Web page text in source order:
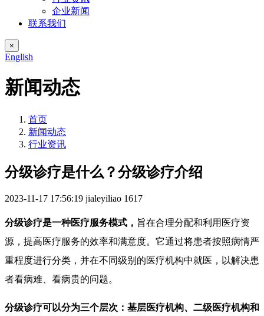
企业新闻
联系我们
×
English
新闻动态
首页
新闻动态
行业资讯
分级诊疗是什么？分级诊疗介绍
2023-11-17 17:56:19 jialeyiliao 1617
分级诊疗是一种医疗服务模式， 旨在合理分配和利用医疗资
源，提高医疗服务的效率和满意度。它通过将患者按照病情严
重程度进行分类，并在不同级别的医疗机构中就医，以解决患
者看病难、看病贵的问题。
分级诊疗可以分为三个层次：基层医疗机构、二级医疗机构和